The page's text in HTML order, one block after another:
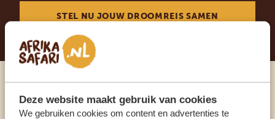
Deze website maakt gebruik van cookies
We gebruiken cookies om content en advertenties te
STEL NU JOUW DROOMREIS SAMEN
Praat met een expert